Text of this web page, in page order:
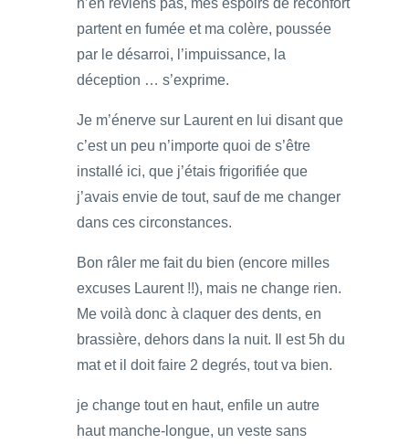
partent en fumée et ma colère, poussée
par le désarroi, l’impuissance, la
déception … s’exprime.
Je m’énerve sur Laurent en lui disant que
c’est un peu n’importe quoi de s’être
installé ici, que j’étais frigorifiée que
j’avais envie de tout, sauf de me changer
dans ces circonstances.
Bon râler me fait du bien (encore milles
excuses Laurent !!), mais ne change rien.
Me voilà donc à claquer des dents, en
brassière, dehors dans la nuit. Il est 5h du
mat et il doit faire 2 degrés, tout va bien.
je change tout en haut, enfile un autre
haut manche-longue, un veste sans